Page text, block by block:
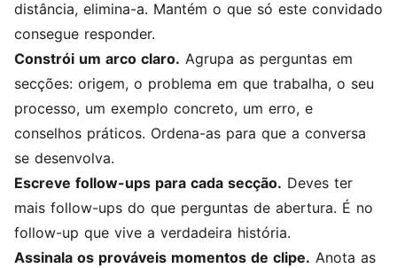
distância, elimina-a. Mantém o que só este convidado
consegue responder.
Constrói um arco claro. Agrupa as perguntas em
secções: origem, o problema em que trabalha, o seu
processo, um exemplo concreto, um erro, e
conselhos práticos. Ordena-as para que a conversa
se desenvolva.
Escreve follow-ups para cada secção. Deves ter
mais follow-ups do que perguntas de abertura. É no
follow-up que vive a verdadeira história.
Assinala os prováveis momentos de clipe. Anota as